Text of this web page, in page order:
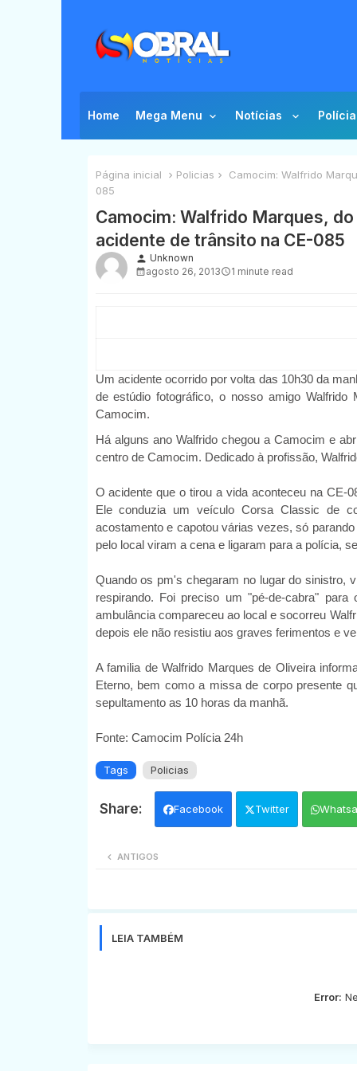
Home Mega Menu Notícias Polícia
Página inicial Policias
Camocim: Walfrido
085
Camocim: Walfrido Marques,
acidente de trânsito na CE-085
person Unknown
agosto 26, 2013
1 minute read
Um acidente ocorrido por volta das 10h30 da
de estúdio fotográfico, o nosso amigo
Camocim.
Há alguns ano Walfrido chegou a Camocim e
centro de Camocim. Dedicado à profissão,
O acidente que o tirou a vida aconteceu na CE-
Ele conduzia um veículo Corsa Classic de
acostamento e capotou várias vezes, só
pelo local viram a cena e ligaram para a polícia,
Quando os pm's chegaram no lugar do sinistro,
respirando. Foi preciso um "pé-de-cabra"
ambulância compareceu ao local e socorreu
depois ele não resistiu aos graves ferimentos e
A familia de Walfrido Marques de Oliveira
Eterno, bem como a missa de corpo presente
sepultamento as 10 horas da manhã.
Fonte: Camocim Polícia 24h
Tags Policias
Facebook Twitter
ANTIGOS
LEIA TAMBÉM
Error: